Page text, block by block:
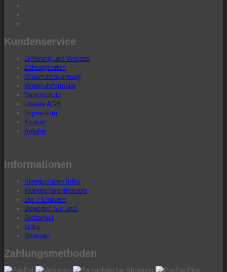
Kundenservice
Lieferung und Versand
Zahlungsarten
Widerrufsbelehrung
Widerrufsformular
Datenschutz
Unsere AGB
Impressum
Kontakt
Anfahrt
Informationen
Klangschalen Infos
Klangschalentherapie
Die 7 Chakren
Bewerten Sie uns!
Sicherheit
Links
Sitemap
Zahlungsmethoden